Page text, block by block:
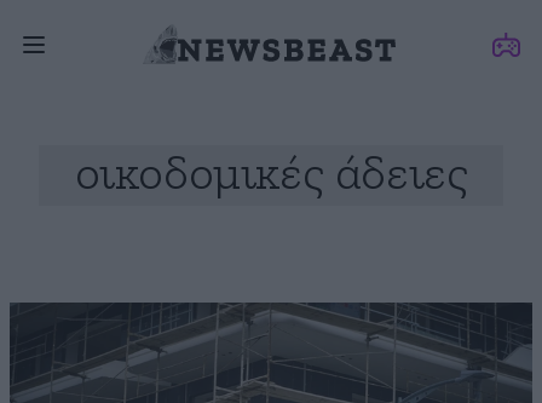
οικοδομικές άδειες